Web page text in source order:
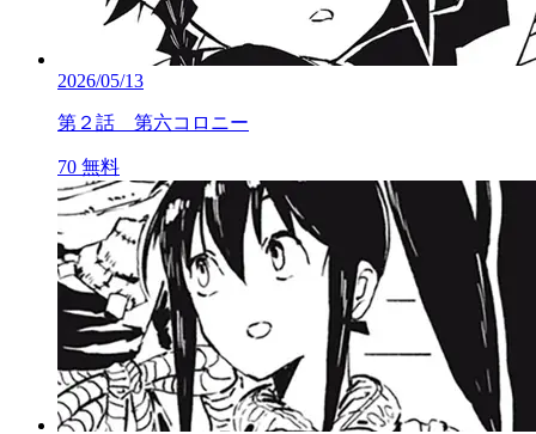
2026/05/13
第２話 第六コロニー
70 無料